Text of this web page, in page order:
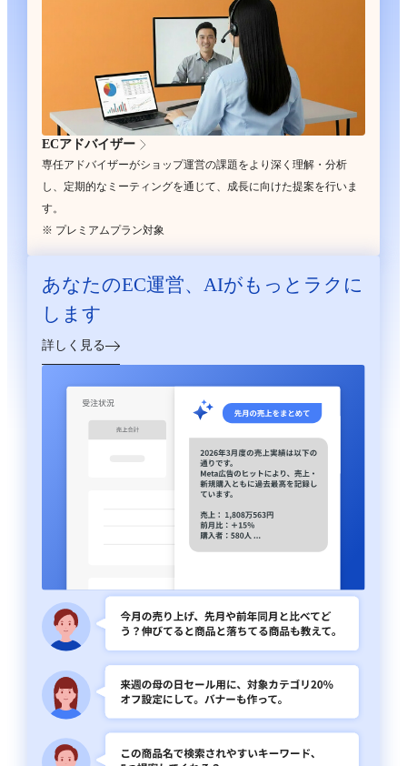
ECアドバイザー
専任アドバイザーがショップ運営の課題をより深く理解・分析
し、定期的なミーティングを通じて、成長に向けた提案を行いま
す。
※ プレミアムプラン対象
あなたのEC運営、 AIがもっとラクに
します
詳しく見る